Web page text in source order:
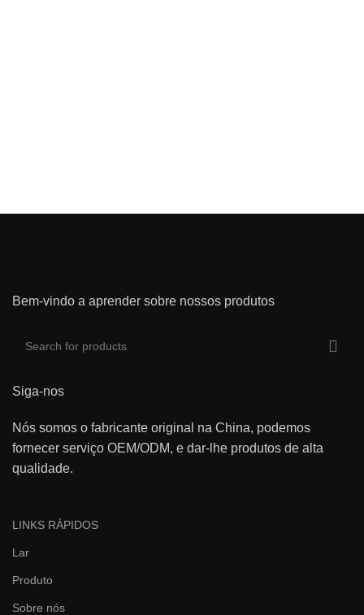
Bem-vindo a aprender sobre nossos produtos
Siga-nos
Nós somos o fabricante original na China, podemos
fornecer serviço OEM/ODM, e dar-lhe produtos de alta
qualidade.
LINKS RÁPIDOS
Lar
Produto
Sobre nós